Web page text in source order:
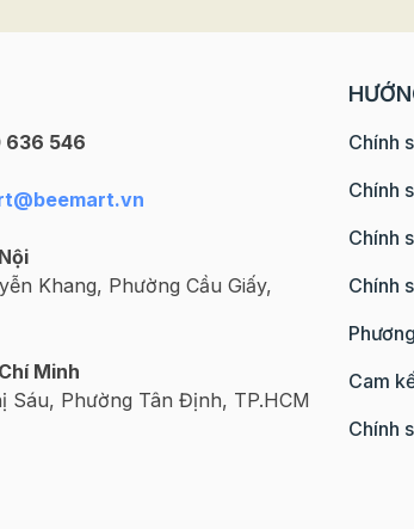
được trộn vào chung với các nguyên
chiên, bánh bông lan, bánh mì hoặc
hẳn đồng thời khiến cho mùi tanh của
636 546
Khang, Phường Cầu Giấy,
Minh
Sáu, Phường Tân Định, TP.HCM
Chính
Chính
Chính
Chính
Cam
Chính